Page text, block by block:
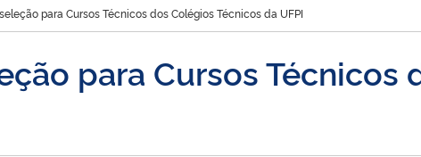
para Cursos Técnicos dos Colégios Técnicos da UFPI
para Cursos Técnicos